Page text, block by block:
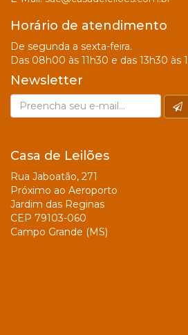
Horário de atendimento
De segunda a sexta-feira.
Das 08h00 às 11h30 e das 13h30 às
Newsletter
Casa de Leilões
Rua Jaboatão, 271
Próximo ao Aeroporto
Jardim das Reginas
CEP 79103-060
Campo Grande (MS)